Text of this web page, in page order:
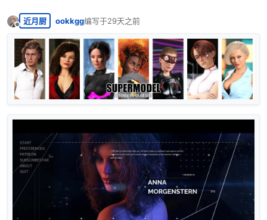
离线
近月厨 ookkgg编写于29天之前
最后由 编辑